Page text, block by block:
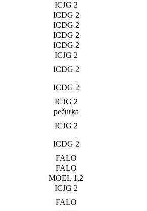
ICJG 2
ICDG 2
ICDG 2
ICDG 2
ICDG 2
ICJG 2
ICDG 2
ICDG 2
ICJG 2
pečurka
ICJG 2
ICDG 2
FALO
FALO
MOEL 1,2
ICJG 2
FALO